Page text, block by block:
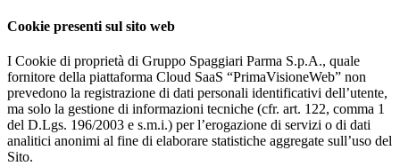
Cookie presenti sul sito web
I Cookie di proprietà di Gruppo Spaggiari Parma S.p.A., quale
fornitore della piattaforma Cloud SaaS “PrimaVisioneWeb” non
prevedono la registrazione di dati personali identificativi dell’utente,
ma solo la gestione di informazioni tecniche (cfr. art. 122, comma 1
del D.Lgs. 196/2003 e s.m.i.) per l’erogazione di servizi o di dati
analitici anonimi al fine di elaborare statistiche aggregate sull’uso del
Sito.